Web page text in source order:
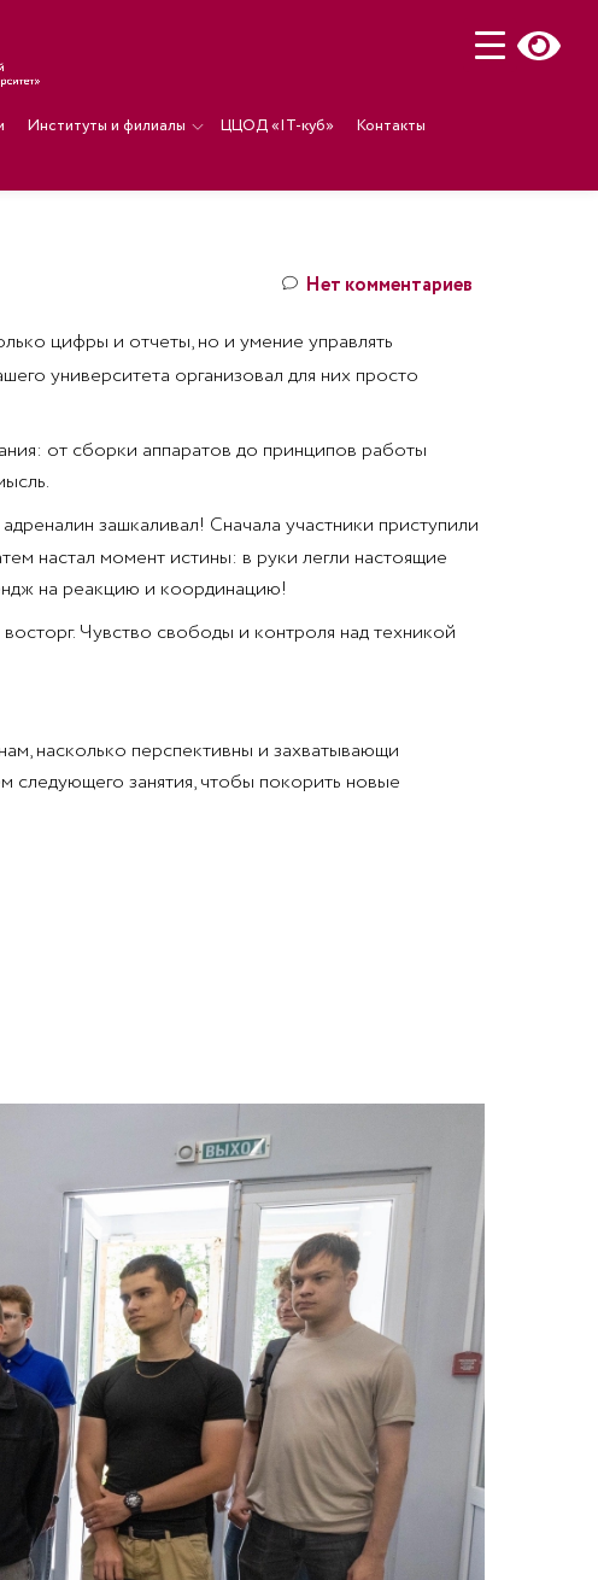
Институты и филиалы ЦЦОД «IT-куб»
Контакты
Нет комментариев
цифры и отчеты, но и умение управлять
университета организовал для них просто
от сборки аппаратов до принципов работы
зашкаливал! Сначала участники приступили
настал момент истины: в руки легли настоящие
на реакцию и координацию!
Чувство свободы и контроля над техникой
насколько перспективны и захватывающи
занятия, чтобы покорить новые